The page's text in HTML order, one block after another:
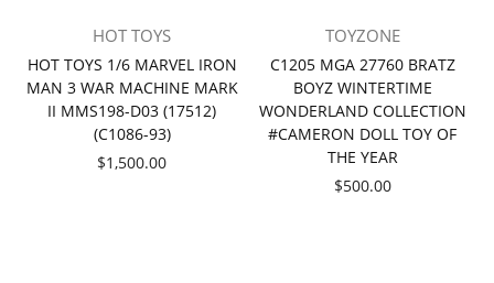
HOT TOYS
HOT TOYS 1/6 MARVEL IRON
MAN 3 WAR MACHINE MARK
II MMS198-D03 (17512)
(C1086-93)
價
$1,500.00
TOYZONE
C1205 MGA 27760 BRATZ
BOYZ WINTERTIME
WONDERLAND COLLECTION
#CAMERON DOLL TOY OF
THE YEAR
價
$500.00